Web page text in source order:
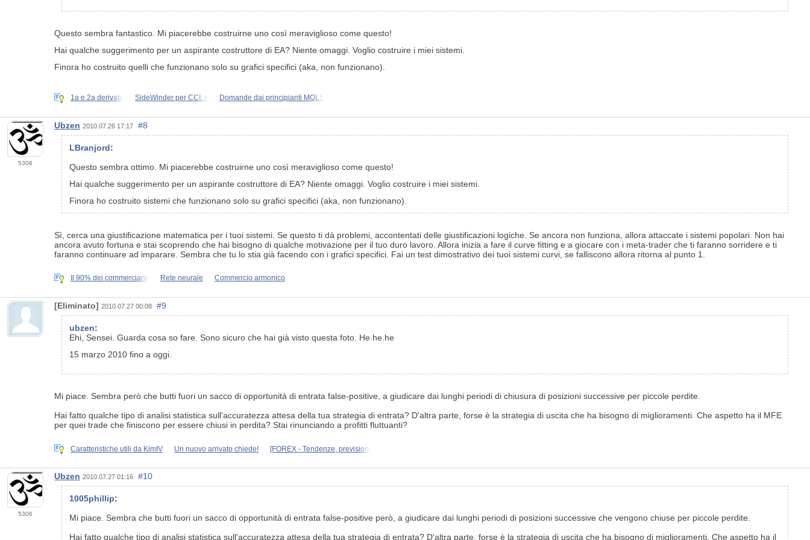
Questo sembra fantastico. Mi piacerebbe costruirne uno così meraviglioso come questo!
Hai qualche suggerimento per un aspirante costruttore di EA? Niente omaggi. Voglio costruire i miei sistemi.
Finora ho costruito quelli che funzionano solo su grafici specifici (aka, non funzionano).
1a e 2a derivata SideWinder per CCI: il Domande dai principianti MQL5
5306
Ubzen 2010.07.26 17:17 #8
LBranjord:
Questo sembra ottimo. Mi piacerebbe costruirne uno così meraviglioso come questo!
Hai qualche suggerimento per un aspirante costruttore di EA? Niente omaggi. Voglio costruire i miei sistemi.
Finora ho costruito sistemi che funzionano solo su grafici specifici (aka, non funzionano).
Sì, cerca una giustificazione matematica per i tuoi sistemi. Se questo ti dà problemi, accontentati delle giustificazioni logiche. Se ancora non funziona, allora attaccate i sistemi popolari. Non hai
ancora avuto fortuna e stai scoprendo che hai bisogno di qualche motivazione per il tuo duro lavoro. Allora inizia a fare il curve fitting e a giocare con i meta-trader che ti faranno sorridere e ti
faranno continuare ad imparare. Sembra che tu lo stia già facendo con i grafici specifici. Fai un test dimostrativo dei tuoi sistemi curvi, se falliscono allora ritorna al punto 1.
Il 90% dei commercianti Rete neurale Commercio armonico
[Eliminato] 2010.07.27 00:08 #9
ubzen:
Ehi, Sensei. Guarda cosa so fare. Sono sicuro che hai già visto questa foto. He.he.he
15 marzo 2010 fino a oggi.
Mi piace. Sembra però che butti fuori un sacco di opportunità di entrata false-positive, a giudicare dai lunghi periodi di chiusura di posizioni successive per piccole perdite.
Hai fatto qualche tipo di analisi statistica sull'accuratezza attesa della tua strategia di entrata? D'altra parte, forse è la strategia di uscita che ha bisogno di miglioramenti. Che aspetto ha il MFE
per quei trade che finiscono per essere chiusi in perdita? Stai rinunciando a profitti fluttuanti?
Caratteristiche utili da KimIV Un nuovo arrivato chiede! [FOREX - Tendenze, previsioni
5306
Ubzen 2010.07.27 01:16 #10
1005phillip:
Mi piace. Sembra che butti fuori un sacco di opportunità di entrata false-positive però, a giudicare dai lunghi periodi di posizioni successive che vengono chiuse per piccole perdite.
Hai fatto qualche tipo di analisi statistica sull'accuratezza attesa della tua strategia di entrata? D'altra parte, forse è la strategia di uscita che ha bisogno di miglioramenti. Che aspetto ha il